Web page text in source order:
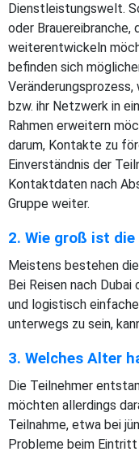
Dienstleistungswelt.
oder
weiterentwickeln
befinden sich
Veränderungsprozess,
bzw. ihr Netzwerk in
Rahmen erweitern
darum, Kontakte zu
Einverständnis der
Kontaktdaten nach
Gruppe weiter.
2. Wie groß ist die
Meistens bestehen
Bei Reisen nach
und logistisch
unterwegs zu sein,
3. Welches Alter
Die Teilnehmer
möchten allerdings
Teilnahme, etwa bei
Probleme beim Eintritt